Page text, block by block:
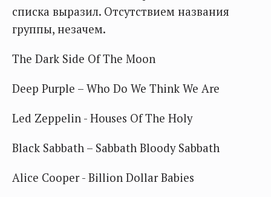
списка выразил. Отсутствием названия
группы, незачем.
The Dark Side Of The Moon
Deep Purple – Who Do We Think We Are
Led Zeppelin - Houses Of The Holy
Black Sabbath – Sabbath Bloody Sabbath
Alice Cooper - Billion Dollar Babies